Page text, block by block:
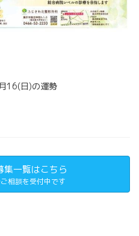
16(日)の運勢
集一覧はこちら
相談を受付中です